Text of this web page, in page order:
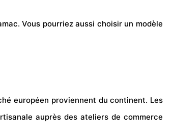
Vous pourriez aussi choisir un modèle
européen proviennent du continent. Les
auprès des ateliers de commerce